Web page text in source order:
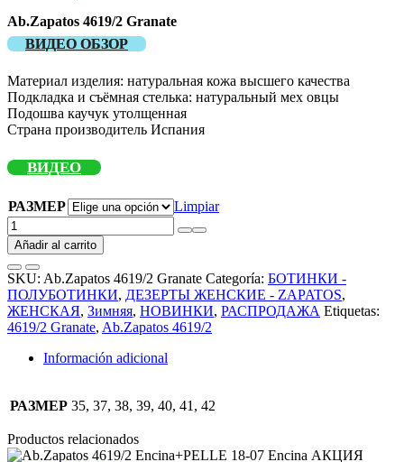
Ab.Zapatos 4619/2 Granate
ВИДЕО ОБЗОР
Материал изделия: натуральная кожа высшего качества
Подкладка и съёмная стелька: натуральный мех овцы
Подошва каучук утолщенная
Страна производитель Испания
ВИДЕО
РАЗМЕР
Limpiar
Зимние
ботинки
из
натуральной
кожи
от
Ab.Zapatos
4619/2
Granate
АКЦИЯ
Añadir al carrito
SKU: Ab.Zapatos 4619/2 Granate Categoría: БОТИНКИ -
ПОЛУБОТИНКИ, ДЕЗЕРТЫ ЖЕНСКИЕ - ZAPATOS,
ЖЕНСКАЯ, Зимняя, НОВИНКИ, РАСПРОДАЖА Etiquetas:
4619/2 Granate, Ab.Zapatos 4619/2
Información adicional
РАЗМЕР 35, 37, 38, 39, 40, 41, 42
Productos relacionados